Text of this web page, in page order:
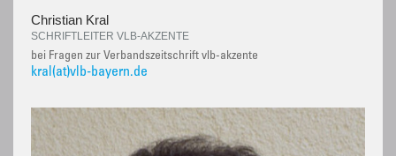
Christian Kral
SCHRIFTLEITER VLB-AKZENTE
bei Fragen zur Verbandszeitschrift vlb-akzente
kral(at)vlb-bayern.de